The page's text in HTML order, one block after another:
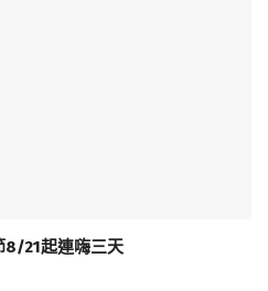
8/21起連嗨三天